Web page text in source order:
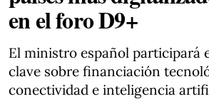
en el foro D9+
El ministro español participará
clave sobre financiación
conectividad e inteligencia